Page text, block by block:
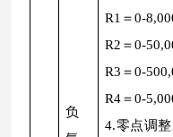
负
R1＝0-
R2＝0-
R3＝0-
R4＝0-
4.零点调